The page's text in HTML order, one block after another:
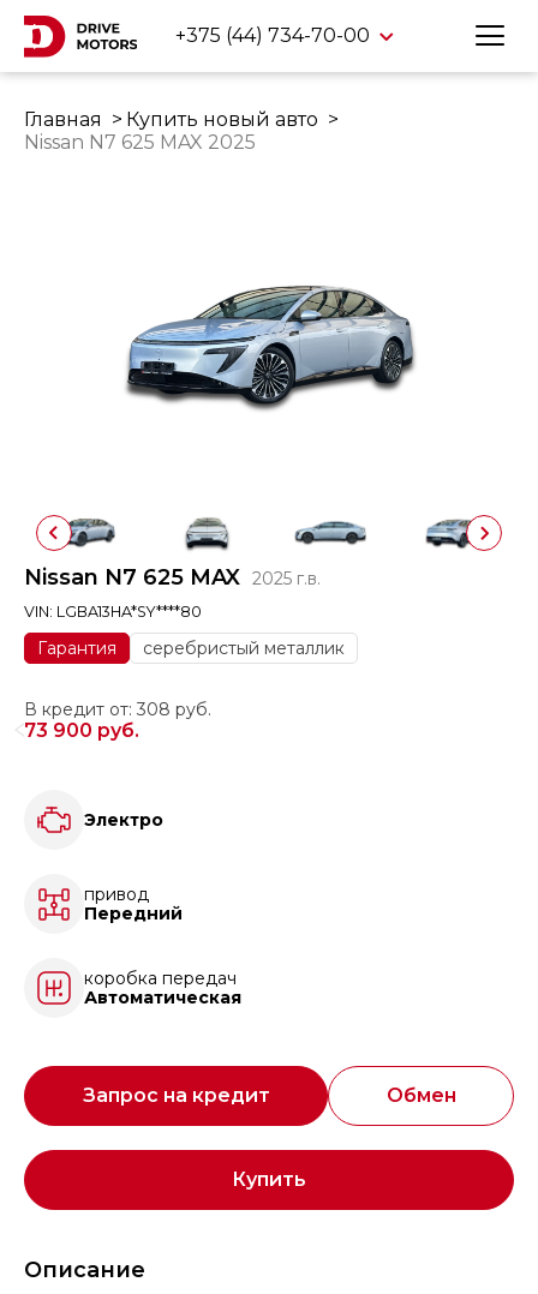
+375 (44) 734-70-00
Главная
Купить новый авто
Nissan N7 625 MAX 2025
Nissan N7 625 MAX 2025 г.в.
VIN: LGBA13HA*SY****80
Гарантия серебристый металлик
В кредит от: 308 руб.
73 900 руб.
Электро
привод
Передний
коробка передач
Автоматическая
Запрос на кредит Обмен
Купить
Описание